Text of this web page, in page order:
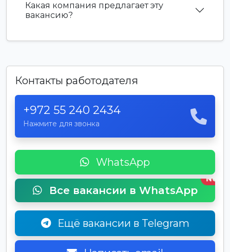
Какая компания предлагает эту
вакансию?
Контакты работодателя
+972 55 240 2434
Нажмите для звонка
WhatsApp
Все вакансии в WhatsApp
New
Ещё вакансии в Telegram